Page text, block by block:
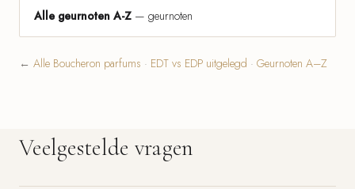
Alle geurnoten A-Z — geurnoten
← Alle Boucheron parfums · EDT vs EDP uitgelegd · Geurnoten A–Z
Veelgestelde vragen